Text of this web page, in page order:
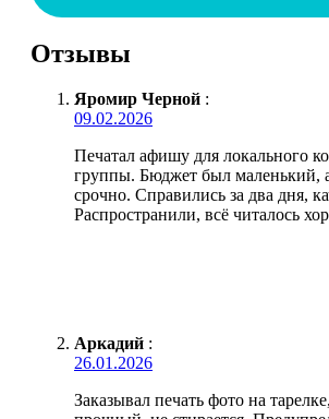
Отзывы
Яромир Черной :
09.02.2026
Печатал афишу для локального
группы. Бюджет был маленький,
срочно. Справились за два дня,
Распространили, всё читалось
Аркадий :
26.01.2026
Заказывал печать фото на